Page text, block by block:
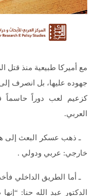
مع أميركا طبيعية منذ
جهوده عليها، بل انصرف
كزعيم لعب دوراً حاسماً
العربي.
ـ ذهب عسكر البعث إلى
خارجي: عربي ودولي .
ـ أما الطريق الداخلي
الدكتور عبد الله حنا: